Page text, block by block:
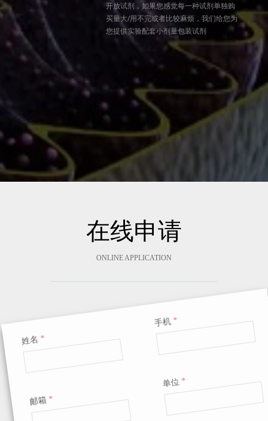
姓名*
手机
单位 *
在线申请
ONLINE APPLICATION
开放试剂，如果您感觉每一种试剂单独购
买量大/用不完或者比较麻烦，我们给您为
您提供实验配套小剂量包装试剂